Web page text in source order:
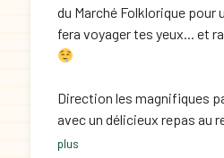
du Marché Folklorique pour
fera voyager tes yeux... et
Direction les magnifiques
avec un délicieux repas au
plus